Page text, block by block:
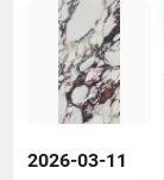
2026-03-11